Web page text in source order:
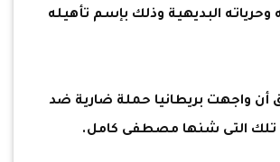
البديهية وذلك بإسم تأهيله
أن واجهت بريطانيا حملة ضارية ضد
التى شنها مصطفى كامل.